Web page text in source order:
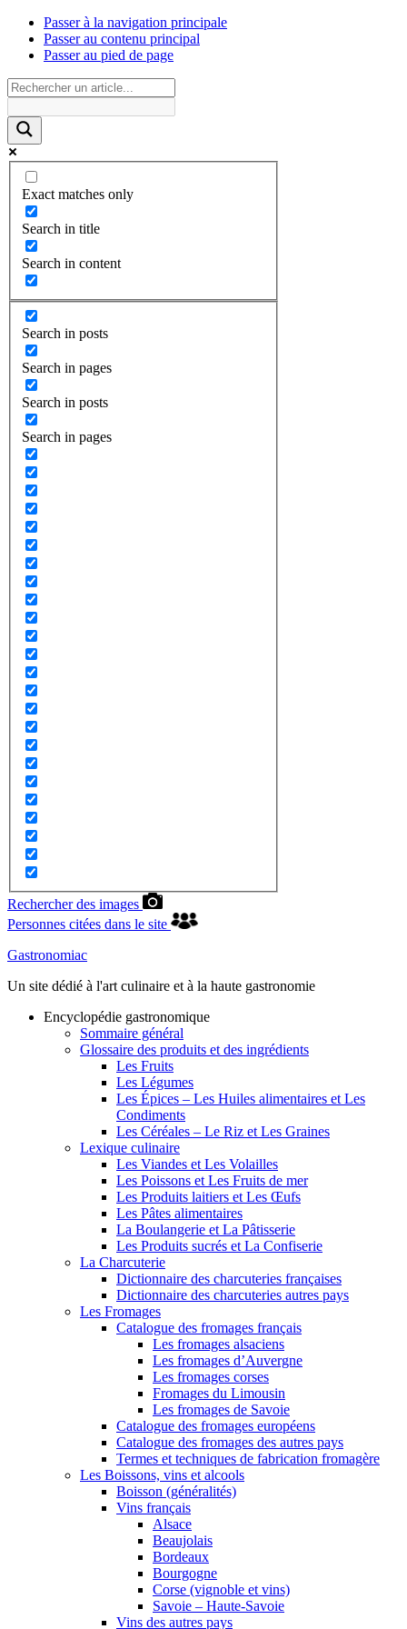
Passer à la navigation principale
Passer au contenu principal
Passer au pied de page
Exact matches only
Search in title
Search in content
Search in posts
Search in pages
Search in posts
Search in pages
Rechercher des images
Personnes citées dans le site
Gastronomiac
Un site dédié à l'art culinaire et à la haute gastronomie
Encyclopédie gastronomique
Sommaire général
Glossaire des produits et des ingrédients
Les Fruits
Les Légumes
Les Épices – Les Huiles alimentaires et Les
Condiments
Les Céréales – Le Riz et Les Graines
Lexique culinaire
Les Viandes et Les Volailles
Les Poissons et Les Fruits de mer
Les Produits laitiers et Les Œufs
Les Pâtes alimentaires
La Boulangerie et La Pâtisserie
Les Produits sucrés et La Confiserie
La Charcuterie
Dictionnaire des charcuteries françaises
Dictionnaire des charcuteries autres pays
Les Fromages
Catalogue des fromages français
Les fromages alsaciens
Les fromages d’Auvergne
Les fromages corses
Fromages du Limousin
Les fromages de Savoie
Catalogue des fromages européens
Catalogue des fromages des autres pays
Termes et techniques de fabrication fromagère
Les Boissons, vins et alcools
Boisson (généralités)
Vins français
Alsace
Beaujolais
Bordeaux
Bourgogne
Corse (vignoble et vins)
Savoie – Haute-Savoie
Vins des autres pays